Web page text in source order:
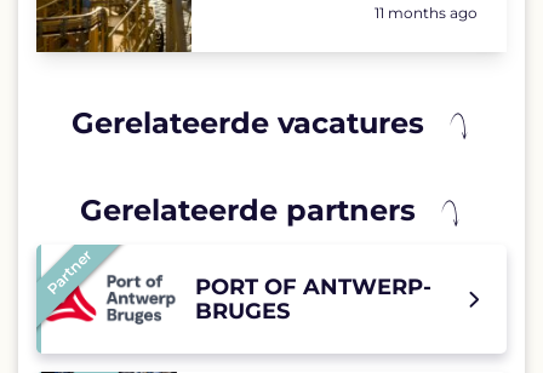
Geplaatst op:
11 months ago
Gerelateerde vacatures
Gerelateerde partners
Partner
PORT OF ANTWERP-
BRUGES